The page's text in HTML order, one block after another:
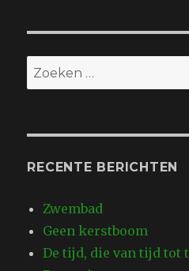
Zoeken
naar:
RECENTE BERICHTEN
Zwembad
Geen kerstboom
De tijd, die van tijd tot